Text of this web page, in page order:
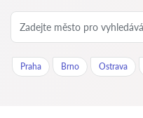
Praha Brno Ostrava